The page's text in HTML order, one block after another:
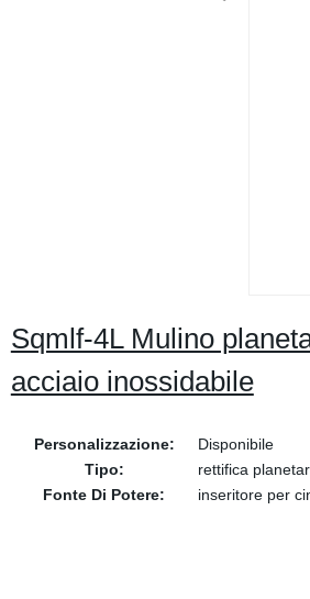
Sqmlf-4L Mulino
acciaio inossidabile
Personalizzazione:
Disponibile
Tipo:
rettifica
Fonte Di Potere:
inseritore per